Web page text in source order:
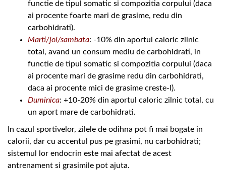
functie de tipul somatic si compozitia corpului (daca
ai procente foarte mari de grasime, redu din
carbohidrati).
Marti/joi/sambata: -10% din aportul caloric zilnic
total, avand un consum mediu de carbohidrati, in
functie de tipul somatic si compozitia corpului (daca
ai procente mari de grasime redu din carbohidrati,
daca ai procente mici de grasime creste-l).
Duminica: +10-20% din aportul caloric zilnic total, cu
un aport mare de carbohidrati.
In cazul sportivelor, zilele de odihna pot fi mai bogate in
calorii, dar cu accentul pus pe grasimi, nu carbohidrati;
sistemul lor endocrin este mai afectat de acest
antrenament si grasimile pot ajuta.